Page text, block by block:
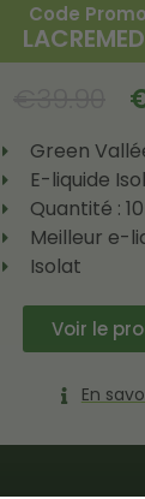
Code
Green
E-liquide
Quantité :
Meilleur e-
Isolat
Voir le
En